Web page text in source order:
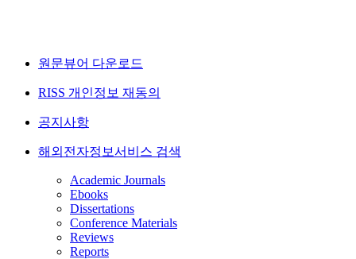
원문뷰어 다운로드
RISS 개인정보 재동의
공지사항
해외전자정보서비스 검색
Academic Journals
Ebooks
Dissertations
Conference Materials
Reviews
Reports